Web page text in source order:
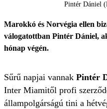
Pintér Dániel
Marokkó és Norvégia ellen
válogatottban Pintér Dániel,
hónap végén.
Sűrű napjai vannak Pintér
Inter Miamitől profi
állampolgárságú tini a